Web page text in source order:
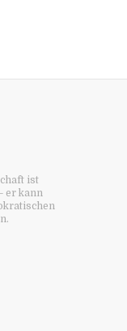
ist
er kann